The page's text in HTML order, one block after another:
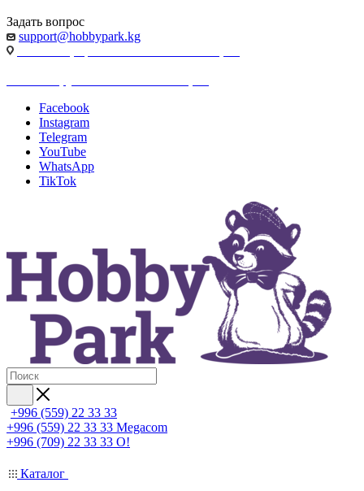
Задать вопрос
support@hobbypark.kg
Facebook
Instagram
Telegram
YouTube
WhatsApp
TikTok
+996 (559) 22 33 33
+996 (559) 22 33 33 Megacom
+996 (709) 22 33 33 O!
Каталог